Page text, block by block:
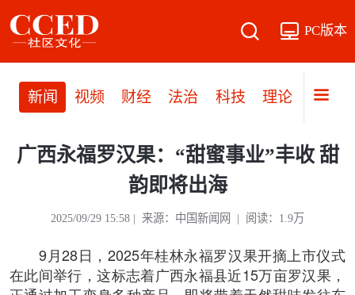
PC版本
新闻 视频 财经 法治 科技 理论 党建
广西永福罗汉果：“甜蜜事业”丰收 甜
韵即将出海
2025/09/29 15:58 | 来源：中国新闻网 | 阅读：1.9万
9月28日，2025年桂林永福罗汉果开摘上市仪式
在此间举行，这标志着广西永福县近15万亩罗汉果，